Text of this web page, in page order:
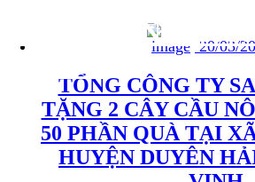
THÔNG TIN
20/03/
TỔNG CÔNG TY
TẶNG 2 CÂY CẦU
50 PHẦN QUÀ TẠI
HUYỆN DUYÊN